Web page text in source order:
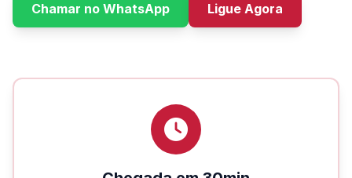
Chamar no WhatsApp Ligue Agora